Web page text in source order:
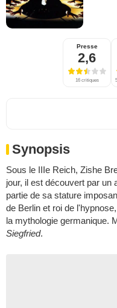
Presse
2,6
16 critiques
Synopsis
Sous le IIIe Reich, Zishe
jour, il est découvert par un
partie de sa stature
de Berlin et roi de
la mythologie germanique.
Siegfried.